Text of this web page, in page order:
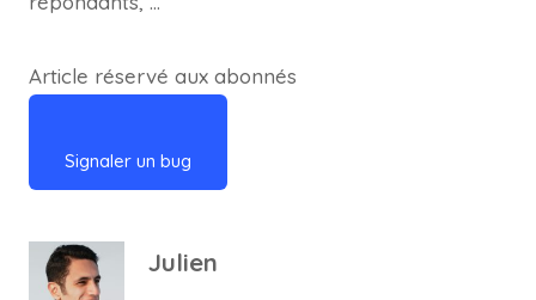
Article réservé aux abonnés
Signaler un bug
Julien